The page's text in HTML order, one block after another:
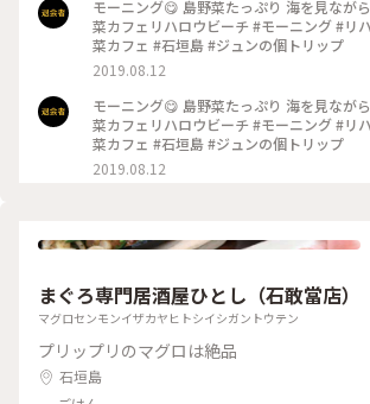
モーニング😋 島野菜たっぷり 海を見なが
菜カフェリハロウビーチ #モーニング #リハロウビーチ #島野
菜カフェ #石垣島 #ジュンの個トリップ
2019.08.12
モーニング😋 島野菜たっぷり 海を見なが
菜カフェリハロウビーチ #モーニング #リハロウビーチ #島野
菜カフェ #石垣島 #ジュンの個トリップ
2019.08.12
まぐろ専門居酒屋ひとし（石敢當店）
マグロセンモンイザカヤヒトシイシガントウテン
プリップリのマグロは絶品
石垣島